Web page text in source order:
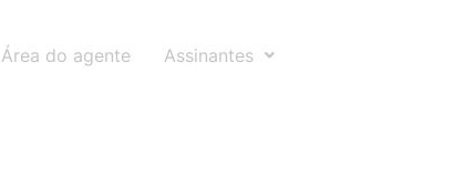
Área do agente Assinantes